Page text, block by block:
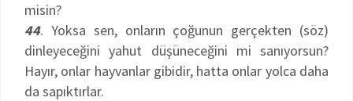
misin?
44. Yoksa sen, onların çoğunun gerçekten (söz)
dinleyeceğini yahut düşüneceğini mi sanıyorsun?
Hayır, onlar hayvanlar gibidir, hatta onlar yolca daha
da sapıktırlar.